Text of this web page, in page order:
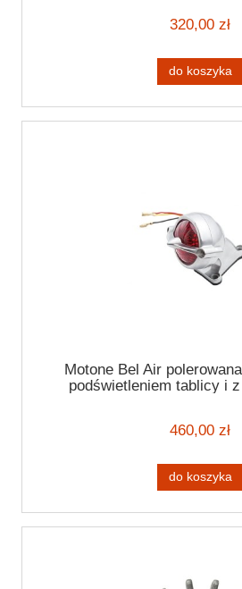
320,00 zł
do koszyka
Motone Bel Air
podświetleniem tablicy i
460,00 zł
do koszyka